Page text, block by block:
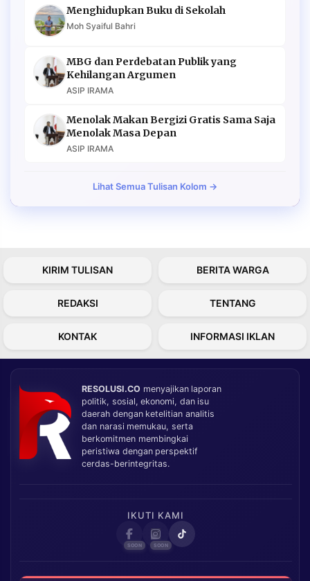
Menghidupkan Buku di Sekolah
Moh Syaiful Bahri
MBG dan Perdebatan Publik yang
Kehilangan Argumen
ASIP IRAMA
Menolak Makan Bergizi Gratis Sama Saja
Menolak Masa Depan
ASIP IRAMA
Lihat Semua Tulisan Kolom →
KIRIM TULISAN BERITA WARGA
REDAKSI TENTANG
KONTAK INFORMASI IKLAN
RESOLUSI.CO menyajikan laporan
politik, sosial, ekonomi, dan isu
daerah dengan ketelitian analitis
dan narasi memukau, serta
berkomitmen membingkai
peristiwa dengan perspektif
cerdas-berintegritas.
IKUTI KAMI